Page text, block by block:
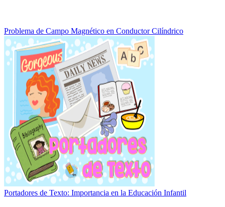
Problema de Campo Magnético en Conductor Cilíndrico
Portadores de Texto: Importancia en la Educación Infantil